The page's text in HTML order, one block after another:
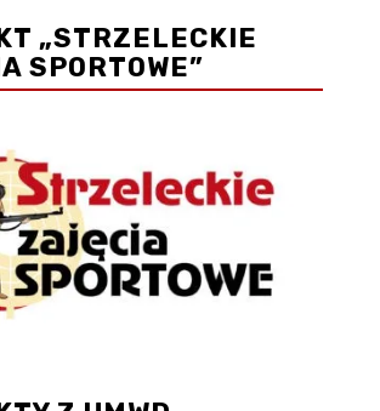
„STRZELECKIE
SPORTOWE”